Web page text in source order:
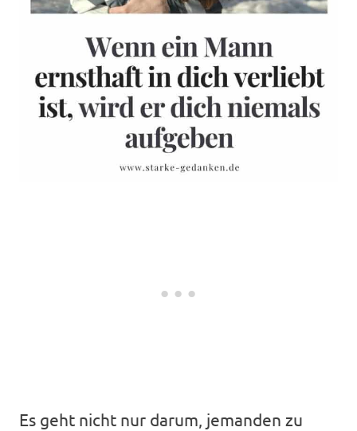
Es geht nicht nur darum, jemanden zu